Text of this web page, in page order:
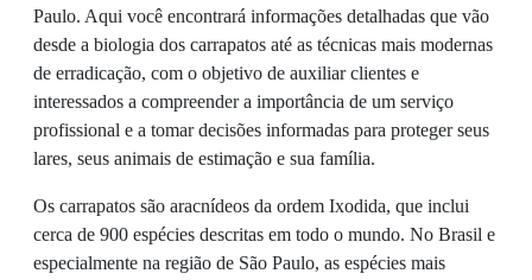
Paulo. Aqui você encontrará informações detalhadas que vão
desde a biologia dos carrapatos até as técnicas mais modernas
de erradicação, com o objetivo de auxiliar clientes e
interessados a compreender a importância de um serviço
profissional e a tomar decisões informadas para proteger seus
lares, seus animais de estimação e sua família.
Os carrapatos são aracnídeos da ordem Ixodida, que inclui
cerca de 900 espécies descritas em todo o mundo. No Brasil e
especialmente na região de São Paulo, as espécies mais